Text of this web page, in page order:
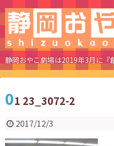
静岡おやこ劇場は2019年3月に
01 23_3072-2
2017/12/3